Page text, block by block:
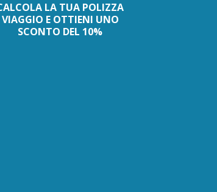
LA TUA POLIZZA
VIAGGIO E OTTIENI UNO
SCONTO DEL 10%